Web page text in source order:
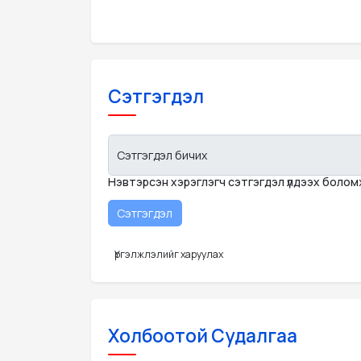
Сэтгэгдэл
Сэтгэгдэл бичих
Нэвтэрсэн хэрэглэгч сэтгэгдэл үлдээх
Үргэлжлэлийг харуулах
Холбоотой Судалгаа